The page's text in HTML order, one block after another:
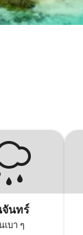
นทร์
เบา ๆ